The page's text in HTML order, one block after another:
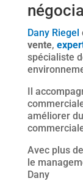
Dany Riegel
vente,
spécialiste
Il
améliorer
Avec plus
le
Dany